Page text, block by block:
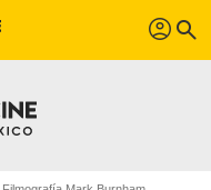
profil search